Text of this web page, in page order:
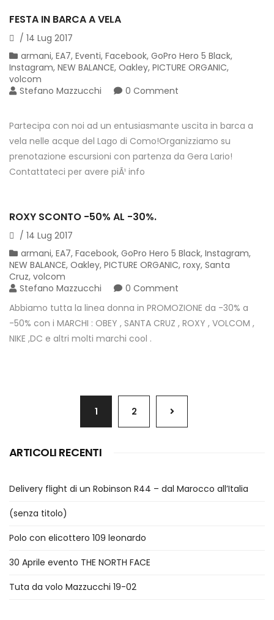
FESTA IN BARCA A VELA
/ 14 Lug 2017
armani, EA7, Eventi, Facebook, GoPro Hero 5 Black,
Instagram, NEW BALANCE, Oakley, PICTURE ORGANIC,
volcom
Stefano Mazzucchi
0 Comment
Partecipa con noi ad un entusiasmante uscita in barca a
vela nelle acque del Lago di Como!Organizziamo su
prenotazione escursioni con partenza da Gera Lario!
Contattateci per avere piÃ¹ info
ROXY SCONTO -50% AL -30%.
/ 14 Lug 2017
armani, EA7, Facebook, GoPro Hero 5 Black, Instagram,
NEW BALANCE, Oakley, PICTURE ORGANIC, roxy, Santa
Cruz, volcom
Stefano Mazzucchi
0 Comment
Abbiamo tutta la linea donna in PROMOZIONE da -30% a
-50% con i MARCHI : OBEY , SANTA CRUZ , ROXY , VOLCOM ,
NIKE ,DC e altri molti marchi cool .
1 2
ARTICOLI RECENTI
Delivery flight di un Robinson R44 – dal Marocco all’Italia
(senza titolo)
Polo con elicottero 109 leonardo
30 Aprile evento THE NORTH FACE
Tuta da volo Mazzucchi 19-02